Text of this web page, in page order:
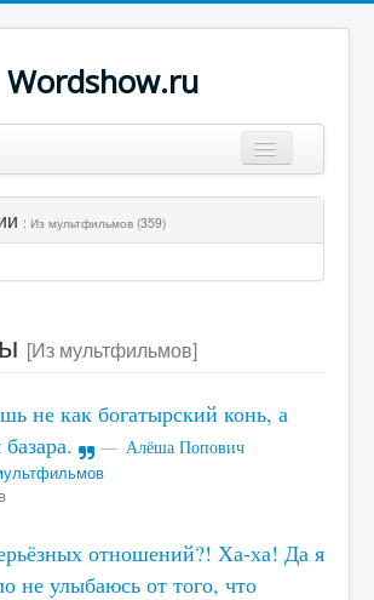
Wordshow.ru
цитаты
: Из мультфильмов (359)
[Из мультфильмов]
не как богатырский конь, а
Алёша Попович
отношений?! Ха-ха! Да я
не улыбаюсь от того, что